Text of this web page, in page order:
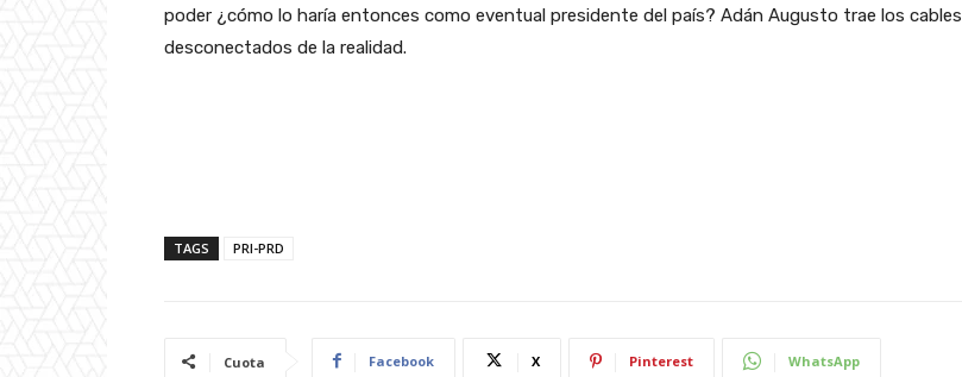
poder ¿cómo lo haría entonces como eventual presidente del país? Adán Augusto trae los cables
desconectados de la realidad.
TAGS PRI-PRD
Cuota Facebook X Pinterest WhatsApp